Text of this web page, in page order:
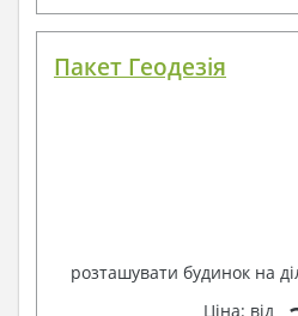
Пакет Геодезія
розташувати будинок на
Ціна: від